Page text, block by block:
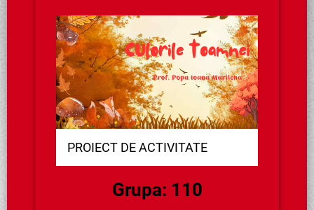
PROIECT DE ACTIVITATE
Grupa: 110